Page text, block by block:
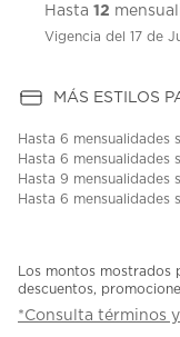
Hasta 12
Vigencia del 17 de
MÁS ESTILOS
Hasta 6 mensualidades
Hasta 6 mensualidades
Hasta 9 mensualidades
Hasta 6 mensualidades
Los montos mostrados
descuentos,
*Consulta términos